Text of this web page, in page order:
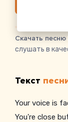
Скачать
слушать в
Текст
Your voice is
You're close